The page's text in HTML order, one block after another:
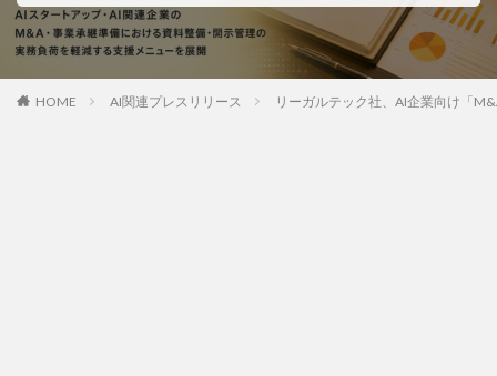
HOME AI関連プレスリリース リーガルテック社、AI企業向け「